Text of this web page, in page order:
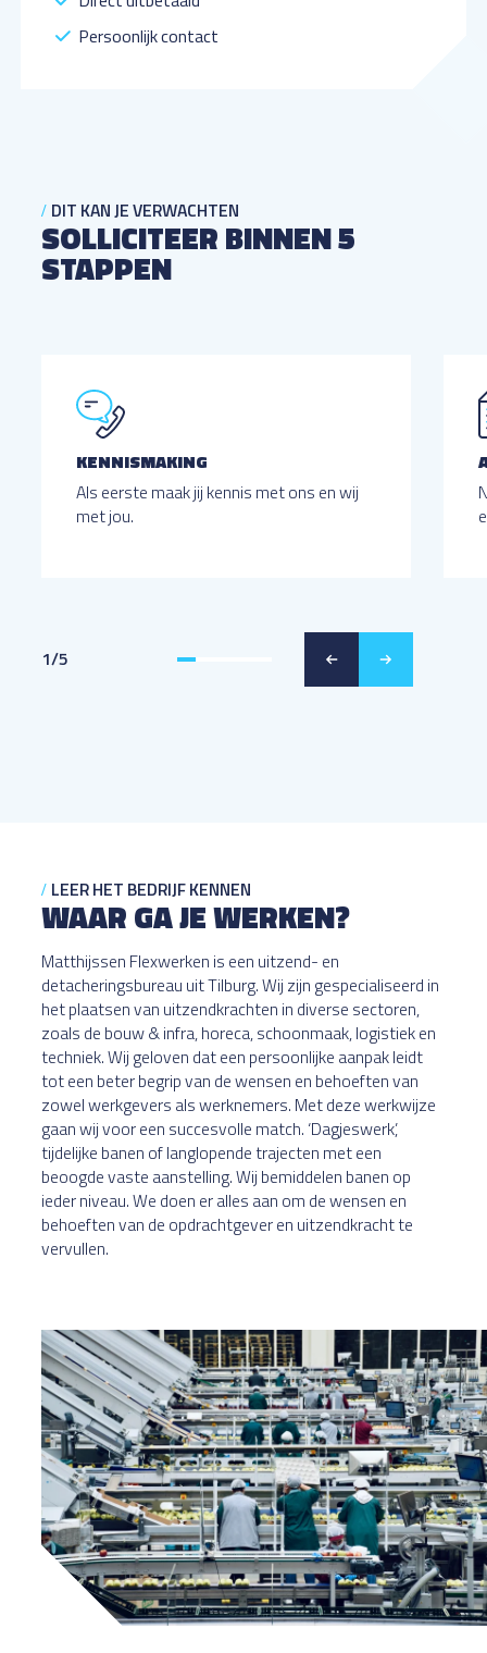
Persoonlijk contact
DIT KAN JE VERWACHTEN
SOLLICITEER BINNEN 5
STAPPEN
KENNISMAKING
Als eerste maak jij kennis met ons en wij
met jou.
1/5
LEER HET BEDRIJF KENNEN
WAAR GA JE WERKEN?
Matthijssen Flexwerken is een uitzend- en
detacheringsbureau uit Tilburg. Wij zijn gespecialiseerd in
het plaatsen van uitzendkrachten in diverse sectoren,
zoals de bouw & infra, horeca, schoonmaak, logistiek en
techniek. Wij geloven dat een persoonlijke aanpak leidt
tot een beter begrip van de wensen en behoeften van
zowel werkgevers als werknemers. Met deze werkwijze
gaan wij voor een succesvolle match. ‘Dagjeswerk’,
tijdelijke banen of langlopende trajecten met een
beoogde vaste aanstelling. Wij bemiddelen banen op
ieder niveau. We doen er alles aan om de wensen en
behoeften van de opdrachtgever en uitzendkracht te
vervullen.